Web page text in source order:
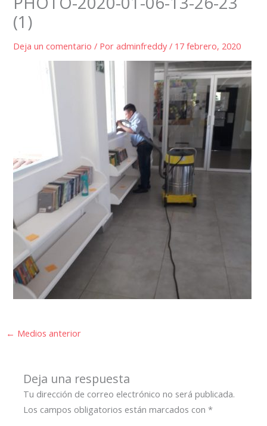
(1)
Deja un comentario / Poradminfreddy/ 17 febrero, 2020
← Medios anterior
Deja una respuesta
Tu dirección de correo electrónico no será publicada.
Los campos obligatorios están marcados con*